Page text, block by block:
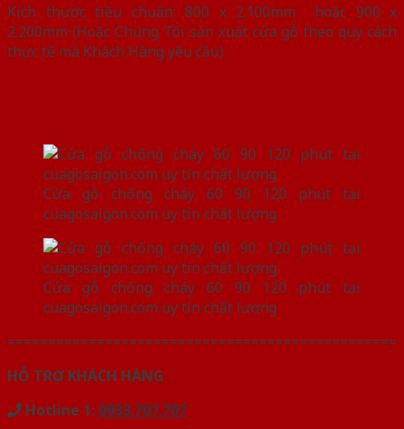
Kích thước tiêu chuẩn: 800 x 2.100mm hoặc 900 x
2.200mm (Hoặc Chúng Tôi sản xuất cửa gỗ theo quy cách
thực tế mà Khách Hàng yêu cầu)
Cửa gỗ chống cháy 60 90 120 phút tại
cuagosaigon.com uy tín chất lượng
Cửa gỗ chống cháy 60 90 120 phút tại
cuagosaigon.com uy tín chất lượng
================================================
HỖ TRỢ KHÁCH HÀNG
Hotline 1: 0933.707.707